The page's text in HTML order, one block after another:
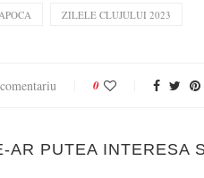
ZILELE CLUJULUI 2023
0
AR PUTEA INTERESA